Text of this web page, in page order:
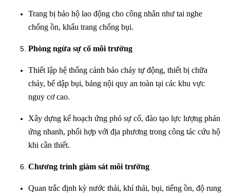
Trang bị bảo hộ lao động cho công nhân như tai nghe
chống ồn, khẩu trang chống bụi.
Phòng ngừa sự cố môi trường
Thiết lập hệ thống cảnh báo cháy tự động, thiết bị chữa
cháy, bể dập bụi, bảng nội quy an toàn tại các khu vực
nguy cơ cao.
Xây dựng kế hoạch ứng phó sự cố, đào tạo lực lượng phản
ứng nhanh, phối hợp với địa phương trong công tác cứu hộ
khi cần thiết.
Chương trình giám sát môi trường
Quan trắc định kỳ nước thải, khí thải, bụi, tiếng ồn, độ rung